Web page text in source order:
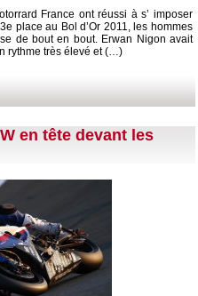
France ont réussi à s’ imposer
place au Bol d’Or 2011, les hommes
de bout en bout. Erwan Nigon avait
rythme très élevé et (…)
en tête devant les